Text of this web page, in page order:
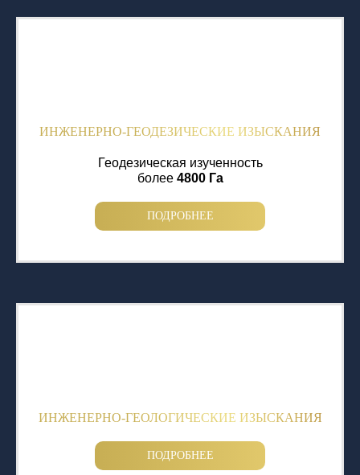
ИНЖЕНЕРНО-ГЕОДЕЗИЧЕСКИЕ ИЗЫСКАНИЯ
Геодезическая изученность
более 4800 Га
ПОДРОБНЕЕ
ИНЖЕНЕРНО-ГЕОЛОГИЧЕСКИЕ ИЗЫСКАНИЯ
ПОДРОБНЕЕ